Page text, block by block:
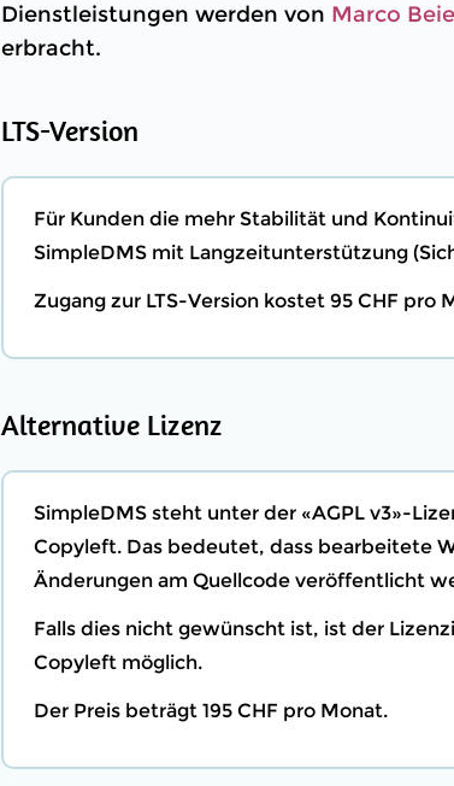
Dienstleistungen werden von Marco
erbracht.
LTS-Version
Für Kunden die mehr Stabilität und
SimpleDMS mit Langzeitunterstützung
Zugang zur LTS-Version kostet 95 CHF pro
Alternative Lizenz
SimpleDMS steht unter der «AGPL v3»-
Copyleft. Das bedeutet, dass bearbeitete
Änderungen am Quellcode veröffentlicht
Falls dies nicht gewünscht ist, ist der
Copyleft möglich.
Der Preis beträgt 195 CHF pro Monat.